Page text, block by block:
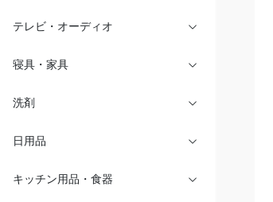
テレビ・オーディオ
寝具・家具
洗剤
日用品
キッチン用品・食器